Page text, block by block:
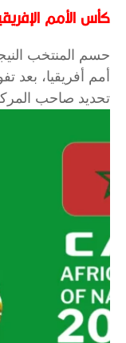
كأس الأمم
حسم المنتخب
أمم أفريقيا،
تحديد صاحب